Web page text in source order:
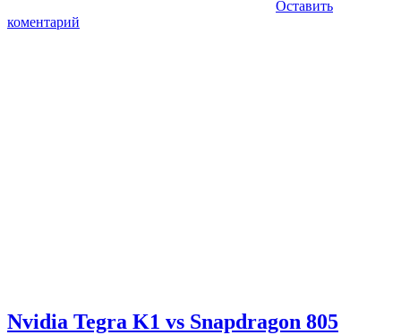
Оставить
коментарий
Nvidia Tegra K1 vs Snapdragon 805